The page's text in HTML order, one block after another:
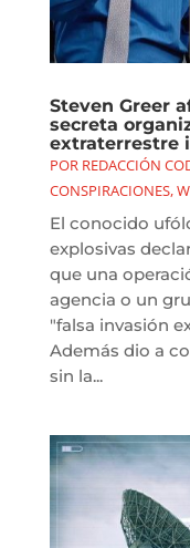
Steven Greer
secreta
extraterrestre
POR REDACCIÓN
CONSPIRACIONES,
El conocido
explosivas
que una
agencia o un
"falsa invasión
Además dio a
sin la...